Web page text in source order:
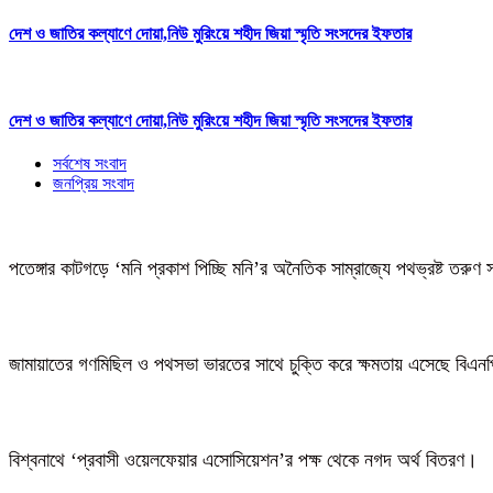
দেশ ও জাতির কল্যাণে দোয়া,নিউ মুরিংয়ে শহীদ জিয়া স্মৃতি সংসদের ইফতার
দেশ ও জাতির কল্যাণে দোয়া,নিউ মুরিংয়ে শহীদ জিয়া স্মৃতি সংসদের ইফতার
সর্বশেষ সংবাদ
জনপ্রিয় সংবাদ
পতেঙ্গার কাটগড়ে ‘মনি প্রকাশ পিচ্ছি মনি’র অনৈতিক সাম্রাজ্যে পথভ্রষ্ট তরুণ
জামায়াতের গণমিছিল ও পথসভা ভারতের সাথে চুক্তি করে ক্ষমতায় এসেছে
বিশ্বনাথে ‘প্রবাসী ওয়েলফেয়ার এসোসিয়েশন’র পক্ষ থেকে নগদ অর্থ বিতরণ।